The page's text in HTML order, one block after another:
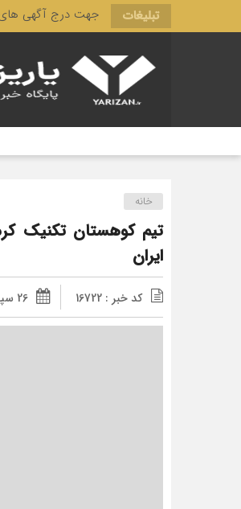
تبلیغات جهت درج آگهی های تبلیغاتی خود
خانه
تیم کوهستان تکنیک
ایران
کد خبر : 16722 26 سپتامبر 2023 - 22:56